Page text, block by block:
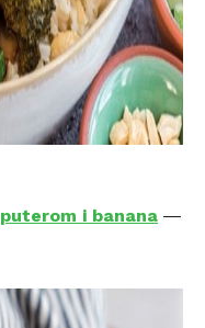
i banana ―